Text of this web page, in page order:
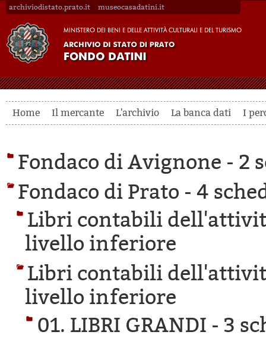
archiviodistato.prato.it museocasadatini.it
Home Il mercante L'archivio La banca dati I
Fondaco di Avignone - 2
Fondaco di Prato - 4
Libri contabili
livello inferiore
Libri contabili
livello inferiore
01. LIBRI GRANDI - 3